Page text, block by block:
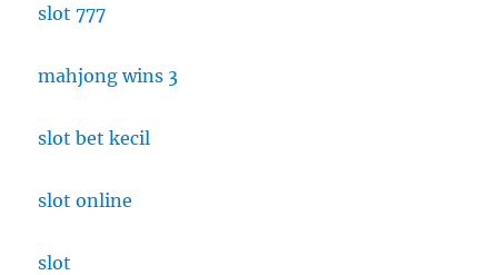
slot 777
mahjong wins 3
slot bet kecil
slot online
slot